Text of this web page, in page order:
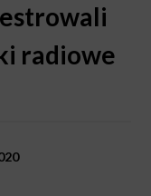
radiowe